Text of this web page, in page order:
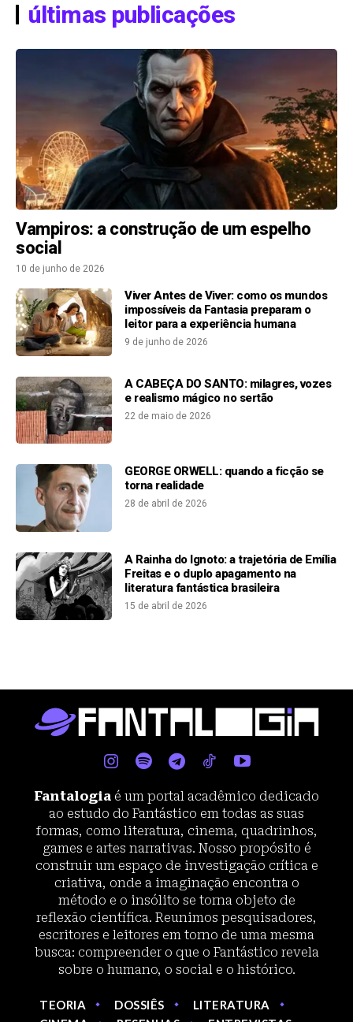
últimas publicações
Vampiros: a construção de um espelho
social
10 de junho de 2026
Viver Antes de Viver: como os mundos
impossíveis da Fantasia preparam o
leitor para a experiência humana
9 de junho de 2026
A CABEÇA DO SANTO: milagres, vozes
e realismo mágico no sertão
22 de maio de 2026
GEORGE ORWELL: quando a ficção se
torna realidade
28 de abril de 2026
A Rainha do Ignoto: a trajetória de Emília
Freitas e o duplo apagamento na
literatura fantástica brasileira
15 de abril de 2026
Fantalogia é um portal acadêmico dedicado
ao estudo do Fantástico em todas as suas
formas, como literatura, cinema, quadrinhos,
games e artes narrativas. Nosso propósito é
construir um espaço de investigação crítica e
criativa, onde a imaginação encontra o
método e o insólito se torna objeto de
reflexão científica. Reunimos pesquisadores,
escritores e leitores em torno de uma mesma
busca: compreender o que o Fantástico revela
sobre o humano, o social e o histórico.
TEORIA DOSSIÊS
LITERATURA